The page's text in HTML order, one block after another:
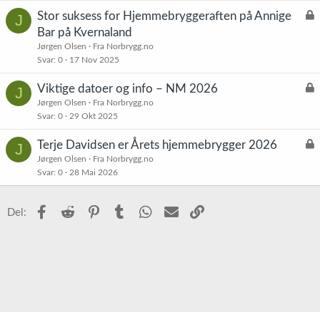
J
L
Stor suksess for Hjemmebryggeraften på Annige
Bar på Kvernaland
Jørgen Olsen
Fra Norbrygg.no
Svar 0 17 Nov 2025
J
L
Viktige datoer og info – NM 2026
Jørgen Olsen
Fra Norbrygg.no
Svar 0 29 Okt 2025
J
L
t
Terje Davidsen er Årets hjemmebrygger 2026
Jørgen Olsen
Fra Norbrygg.no
Svar 0 28 Mai 2026
Del: Facebook
Reddit PinterestTumblr WhatsApp
E-post